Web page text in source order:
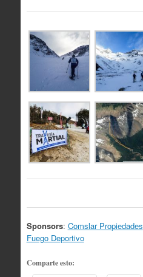
Sponsors: Comslar Propiedades
Fuego Deportivo
Comparte esto: